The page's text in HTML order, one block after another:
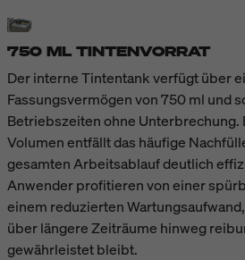
750 ML TINTENVORRAT
Der interne Tintentank verfügt über
Fassungsvermögen von 750 ml und
Betriebszeiten ohne Unterbrechung.
Volumen entfällt das häufige
gesamten Arbeitsablauf deutlich
Anwender profitieren von einer
einem reduzierten
über längere Zeiträume hinweg
gewährleistet bleibt.